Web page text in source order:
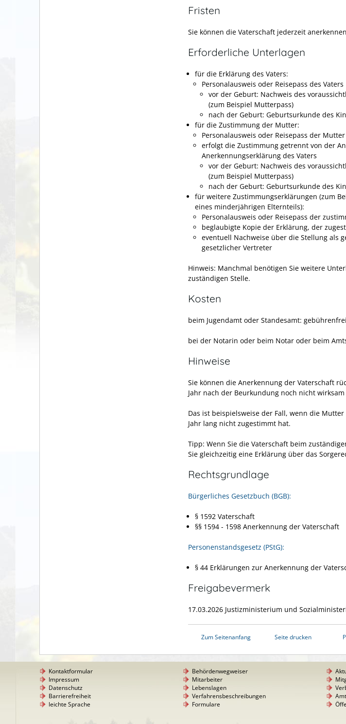
Fristen
Sie können die Vaterschaft jederzeit
Erforderliche Unterlagen
für die Erklärung des Vaters:
Personalausweis oder Reisepass des Vaters
vor der Geburt: Nachweis des
(zum Beispiel Mutterpass)
nach der Geburt: Geburtsurkunde des
für die Zustimmung der Mutter:
Personalausweis oder Reisepass der Mutter
erfolgt die Zustimmung getrennt von der
Anerkennungserklärung des Vaters
vor der Geburt: Nachweis des
(zum Beispiel Mutterpass)
nach der Geburt: Geburtsurkunde des
für weitere Zustimmungserklärungen (zum
eines minderjährigen Elternteils):
Personalausweis oder Reisepass der
beglaubigte Kopie der Erklärung, der
eventuell Nachweise über die Stellung als
gesetzlicher Vertreter
Hinweis: Manchmal benötigen Sie weitere
zuständigen Stelle.
Kosten
beim Jugendamt oder Standesamt: gebührenfrei
bei der Notarin oder beim Notar oder beim
Hinweise
Sie können die Anerkennung der Vaterschaft
Jahr nach der Beurkundung noch nicht
Das ist beispielsweise der Fall, wenn die
Jahr lang nicht zugestimmt hat.
Tipp: Wenn Sie die Vaterschaft beim
Sie gleichzeitig eine Erklärung über das
Rechtsgrundlage
Bürgerliches Gesetzbuch (BGB):
§ 1592 Vaterschaft
§§ 1594 - 1598 Anerkennung der Vaterschaft
Personenstandsgesetz (PStG):
§ 44 Erklärungen zur Anerkennung der
Freigabevermerk
17.03.2026 Justizministerium und
Zum Seitenanfang Seite drucken
Kontaktformular
Impressum
Datenschutz
Barrierefreiheit
leichte Sprache
Behördenwegweiser
Mitarbeiter
Lebenslagen
Verfahrensbeschreibungen
Formulare